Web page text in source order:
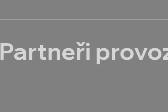
Partneři